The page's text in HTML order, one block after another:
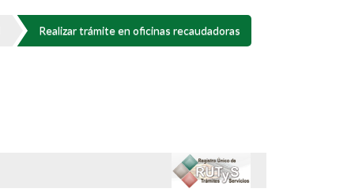
Realizar trámite en oficinas recaudadoras